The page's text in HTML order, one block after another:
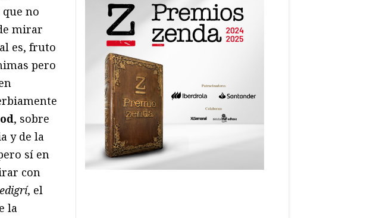
no
mirar
es, fruto
pero
, sobre
y de la
sí en
con
, el
la